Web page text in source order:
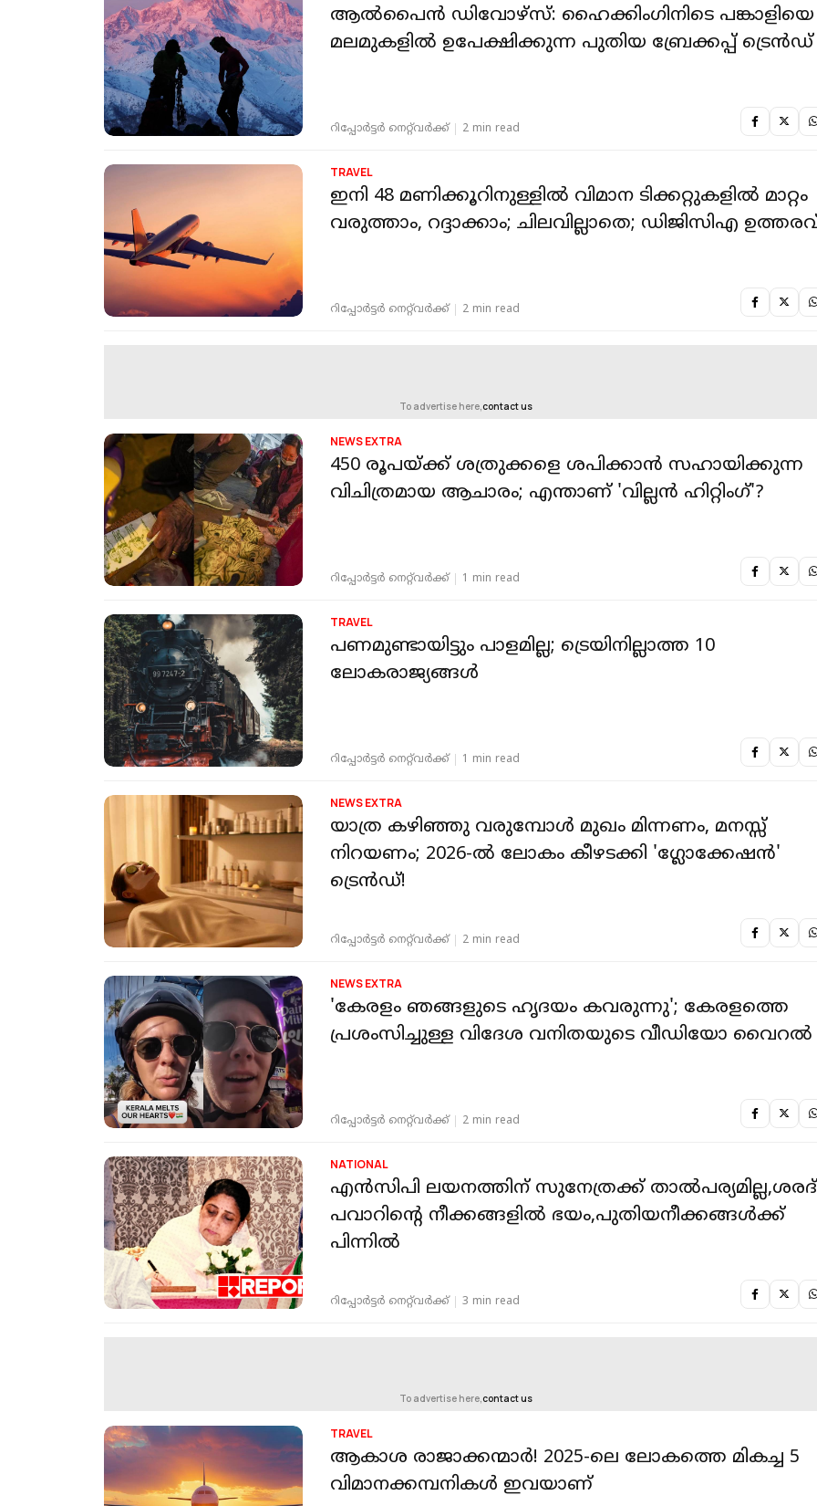
ആൽപൈൻ ഡിവോഴ്സ്: ഹൈക്കിംഗിനിടെ പങ്കാളിയെ
മലമുകളിൽ ഉപേക്ഷിക്കുന്ന പുതിയ ബ്രേക്കപ്പ് ട്രെൻഡ്
റിപ്പോർട്ടർ നെറ്റ്‌വര്‍ക്ക്‌ 2 min read
TRAVEL
ഇനി 48 മണിക്കൂറിനുള്ളിൽ വിമാന ടിക്കറ്റുകളിൽ മാറ്റം
വരുത്താം, റദ്ദാക്കാം; ചിലവില്ലാതെ; ഡിജിസിഎ
റിപ്പോർട്ടർ നെറ്റ്‌വര്‍ക്ക്‌ 2 min read
To advertise here,contact us
NEWS EXTRA
450 രൂപയ്ക്ക് ശത്രുക്കളെ ശപിക്കാൻ സഹായിക്കുന്ന
വിചിത്രമായ ആചാരം; എന്താണ് 'വില്ലൻ ഹിറ്റിംഗ്'?
റിപ്പോർട്ടർ നെറ്റ്‌വര്‍ക്ക്‌ 1 min read
TRAVEL
പണമുണ്ടായിട്ടും പാളമില്ല; ട്രെയിനില്ലാത്ത 10
ലോകരാജ്യങ്ങൾ
റിപ്പോർട്ടർ നെറ്റ്‌വര്‍ക്ക്‌ 1 min read
NEWS EXTRA
യാത്ര കഴിഞ്ഞു വരുമ്പോൾ മുഖം മിന്നണം, മനസ്സ്
നിറയണം; 2026-ൽ ലോകം കീഴടക്കി 'ഗ്ലോക്കേഷൻ'
ട്രെൻഡ്!
റിപ്പോർട്ടർ നെറ്റ്‌വര്‍ക്ക്‌ 2 min read
NEWS EXTRA
'കേരളം ഞങ്ങളുടെ ഹൃദയം കവരുന്നു'; കേരളത്തെ
പ്രശംസിച്ചുള്ള വിദേശ വനിതയുടെ വീഡിയോ വൈറൽ
റിപ്പോർട്ടർ നെറ്റ്‌വര്‍ക്ക്‌ 2 min read
NATIONAL
എന്‍സിപി ലയനത്തിന് സുനേത്രക്ക് താല്‍പര്യമില്ല,ശരദ്
പവാറിന്‍റെ നീക്കങ്ങളില്‍ ഭയം,പുതിയനീക്കങ്ങള്‍ക്ക്
പിന്നില്‍
റിപ്പോർട്ടർ നെറ്റ്‌വര്‍ക്ക്‌ 3 min read
To advertise here,contact us
TRAVEL
ആകാശ രാജാക്കന്മാർ! 2025-ലെ ലോകത്തെ മികച്ച 5
വിമാനക്കമ്പനികൾ ഇവയാണ്